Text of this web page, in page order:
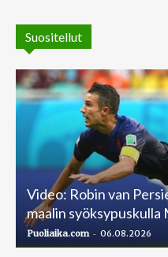
Suositellut
Video: Robin van
maalin syöksypuskulla
Puoliaika.com - 06.08.2026